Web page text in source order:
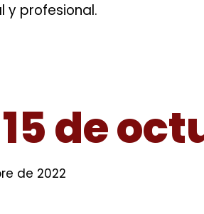
y profesional.
de
de 2022